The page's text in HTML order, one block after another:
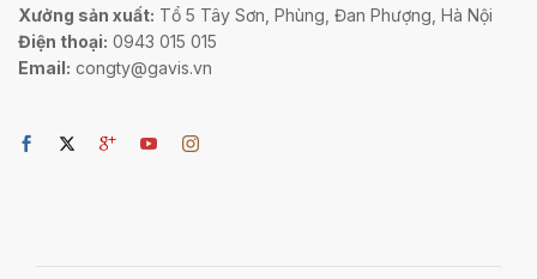
Xưởng sản xuất: Tổ 5 Tây Sơn, Phùng, Đan Phượng, Hà Nội
Điện thoại: 0943 015 015
Email: congty@gavis.vn